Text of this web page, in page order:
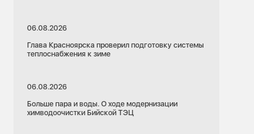
06.08.2026
Глава Красноярска проверил подготовку системы
теплоснабжения к зиме
06.08.2026
Больше пара и воды. О ходе модернизации
химводоочистки Бийской ТЭЦ